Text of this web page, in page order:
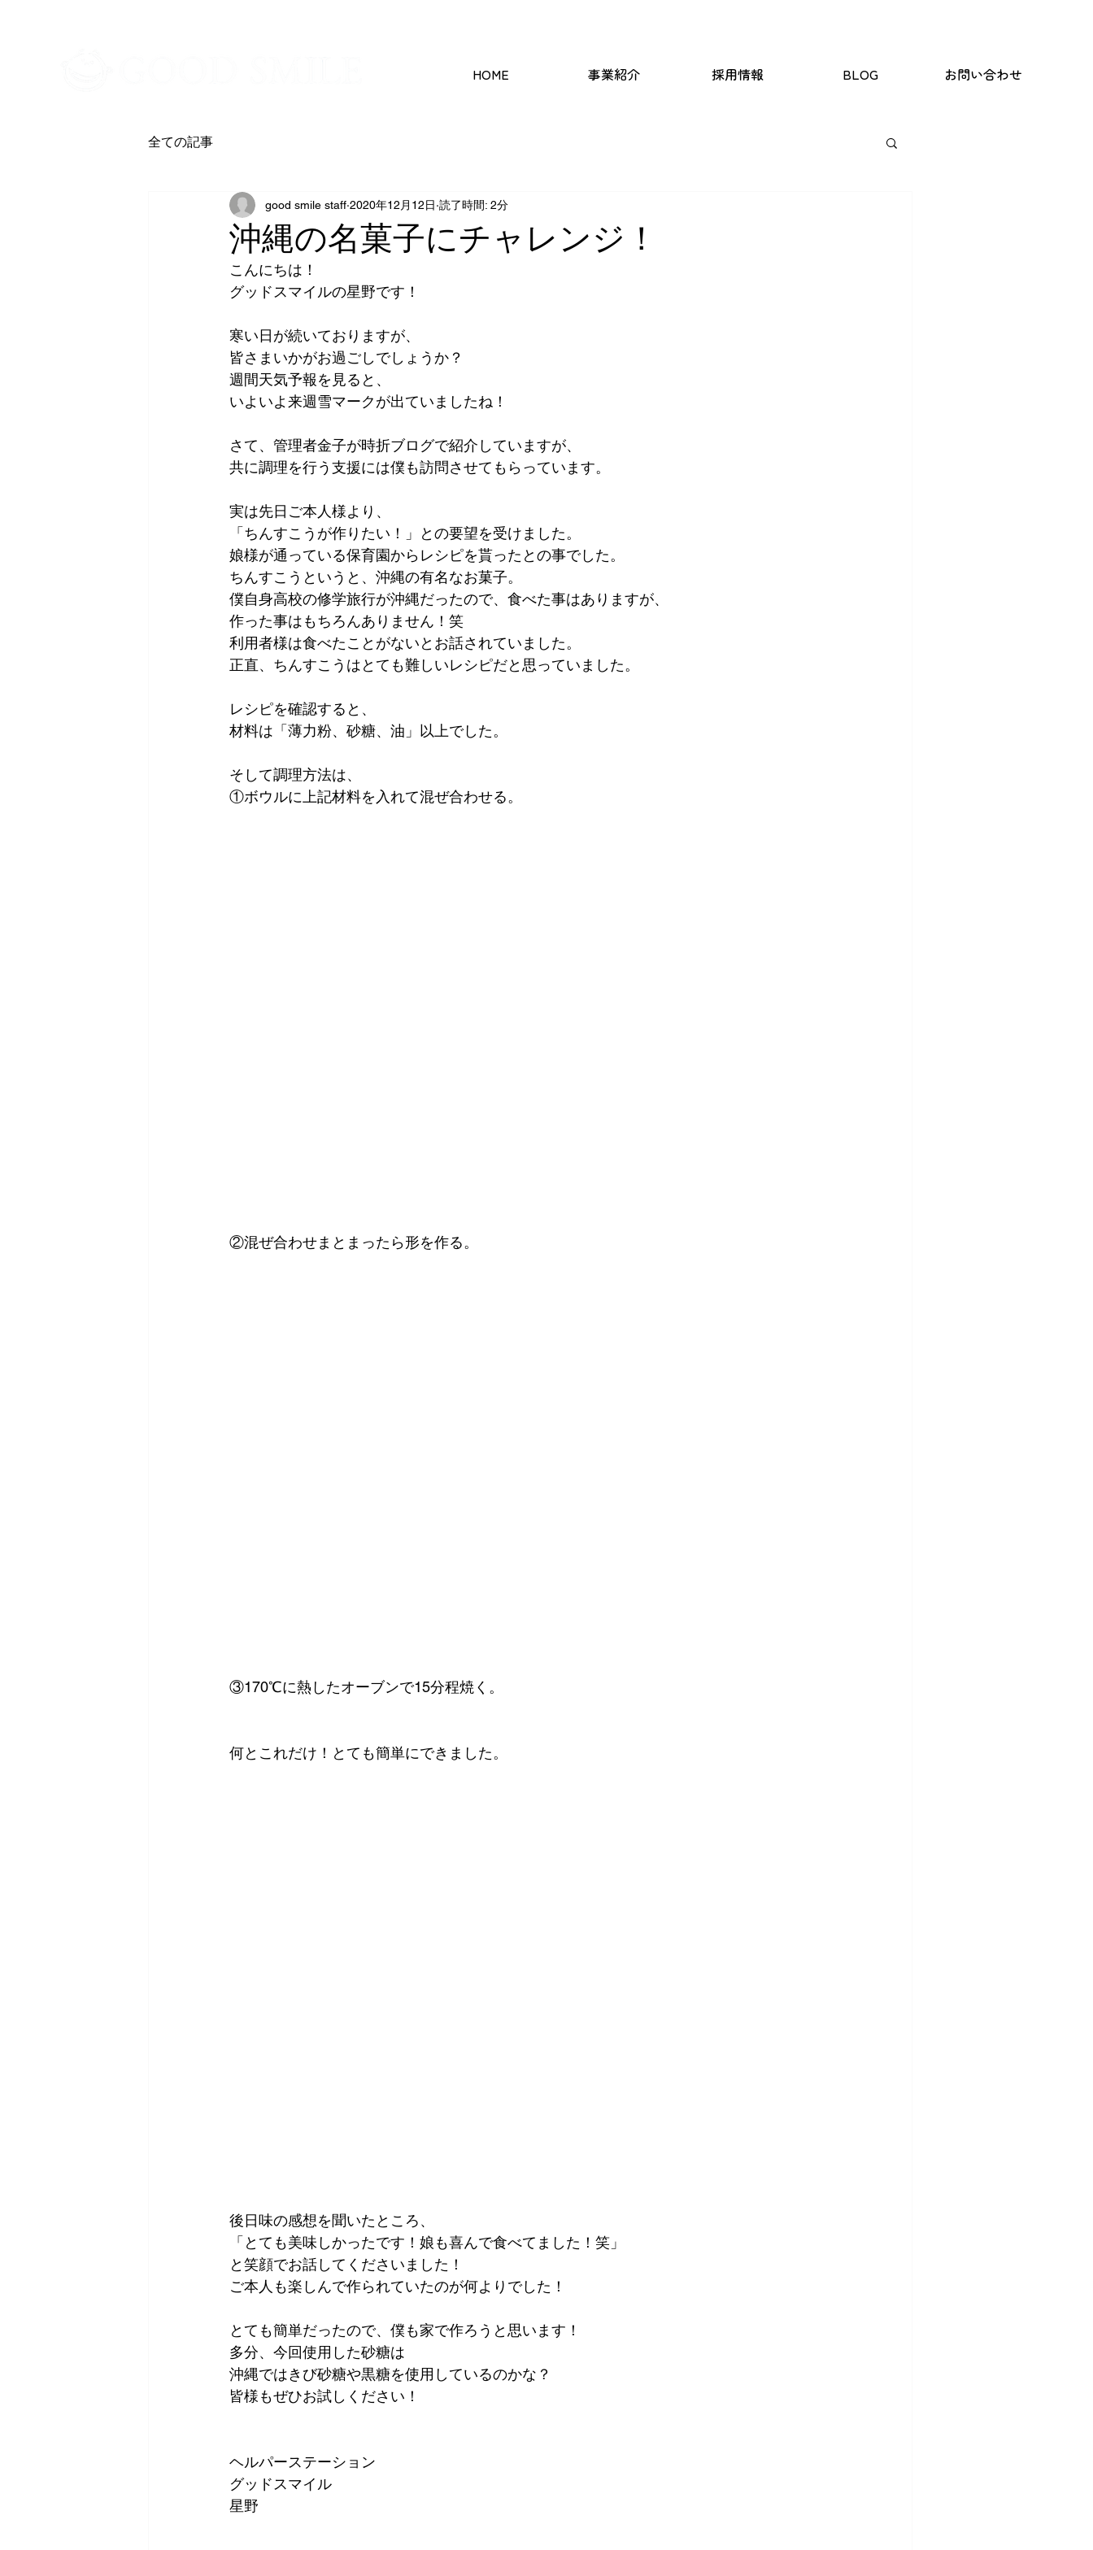
HOME 事業紹介 採用情報 BLOG お問い合わせ
全ての記事
沖縄の名菓子にチャレンジ！
good smile staff 2020年12月12日 読了時間: 2分
こんにちは！
グッドスマイルの星野です！
寒い日が続いておりますが、
皆さまいかがお過ごしでしょうか？
週間天気予報を見ると、
いよいよ来週雪マークが出ていましたね！
さて、管理者金子が時折ブログで紹介していますが、
共に調理を行う支援には僕も訪問させてもらっています。
実は先日ご本人様より、
「ちんすこうが作りたい！」との要望を受けました。
娘様が通っている保育園からレシピを貰ったとの事でした。
ちんすこうというと、沖縄の有名なお菓子。
僕自身高校の修学旅行が沖縄だったので、食べた事はありますが、
作った事はもちろんありません！笑
利用者様は食べたことがないとお話されていました。
正直、ちんすこうはとても難しいレシピだと思っていました。
レシピを確認すると、
材料は「薄力粉、砂糖、油」以上でした。
そして調理方法は、
①ボウルに上記材料を入れて混ぜ合わせる。
②混ぜ合わせまとまったら形を作る。
③170℃に熱したオーブンで15分程焼く。
何とこれだけ！とても簡単にできました。
後日味の感想を聞いたところ、
「とても美味しかったです！娘も喜んで食べてました！笑」
と笑顔でお話してくださいました！
ご本人も楽しんで作られていたのが何よりでした！
とても簡単だったので、僕も家で作ろうと思います！
多分、今回使用した砂糖は
沖縄ではきび砂糖や黒糖を使用しているのかな？
皆様もぜひお試しください！
ヘルパーステーション
グッドスマイル
星野